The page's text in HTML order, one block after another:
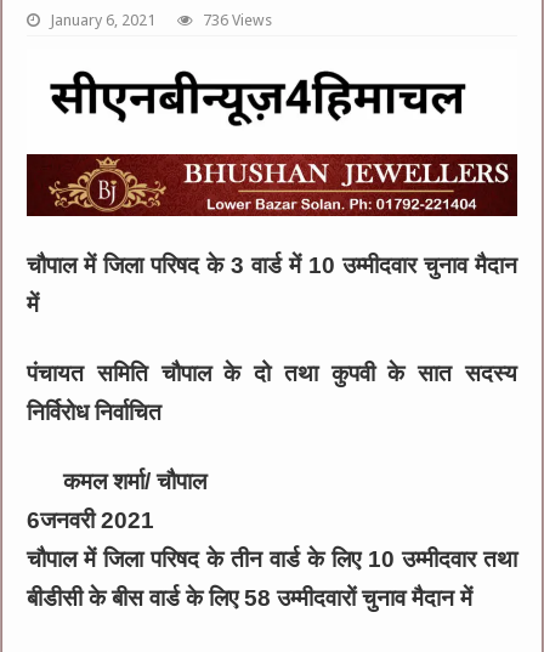
January 6, 2021 736 Views
चौपाल में जिला परिषद के 3 वार्ड में 10 उम्मीदवार चुनाव मैदान
में
पंचायत समिति चौपाल के दो तथा कुपवी के सात सदस्य
निर्विरोध निर्वाचित
कमल शर्मा/ चौपाल
6जनवरी 2021
चौपाल में जिला परिषद के तीन वार्ड के लिए 10 उम्मीदवार तथा
बीडीसी के बीस वार्ड के लिए 58 उम्मीदवारों चुनाव मैदान में